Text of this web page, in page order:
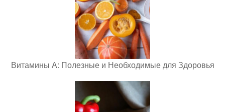
Витамины А: Полезные и Необходимые для Здоровья